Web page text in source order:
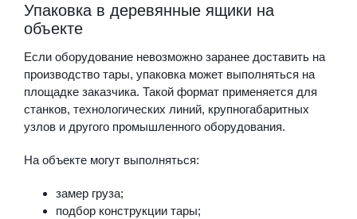
Упаковка в деревянные ящики на
объекте
Если оборудование невозможно заранее доставить на
производство тары, упаковка может выполняться на
площадке заказчика. Такой формат применяется для
станков, технологических линий, крупногабаритных
узлов и другого промышленного оборудования.
На объекте могут выполняться:
замер груза;
подбор конструкции тары;